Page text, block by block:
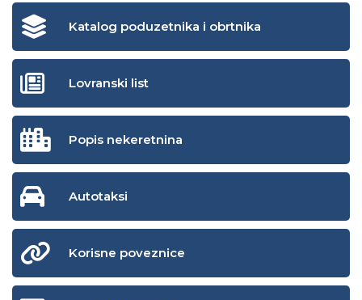
Katalog poduzetnika i obrtnika
Lovranski list
Popis nekeretnina
Autotaksi
Korisne poveznice